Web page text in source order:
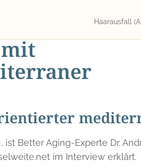
Haarausfall
Better Aging-Experte Dr.
im Interview erklärt.